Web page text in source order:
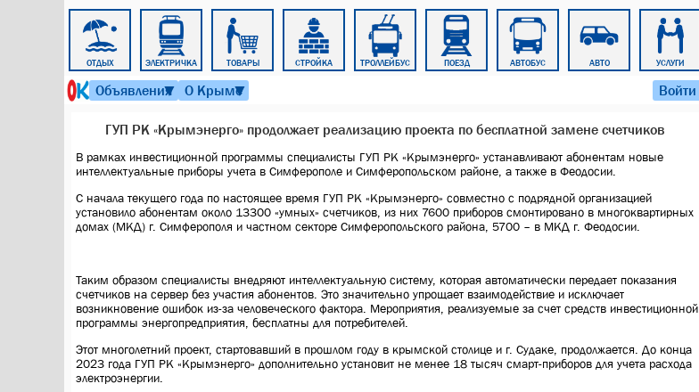
ОТДЫХ ЭЛЕКТРИЧКА ТОВАРЫ СТРОЙКА ТРОЛЛЕЙБУС ПОЕЗД АВТОБУС АВТО УСЛУГИ
Объявления
▼ О Крыме
▼ Войти
ГУП РК «Крымэнерго» продолжает реализацию проекта по бесплатной замене счетчиков
В рамках инвестиционной программы специалисты ГУП РК «Крымэнерго» устанавливают абонентам новые
интеллектуальные приборы учета в Симферополе и Симферопольском районе, а также в Феодосии.
С начала текущего года по настоящее время ГУП РК «Крымэнерго» совместно с подрядной организацией
установило абонентам около 13300 «умных» счетчиков, из них 7600 приборов смонтировано в многоквартирных
домах (МКД) г. Симферополя и частном секторе Симферопольского района, 5700 – в МКД г. Феодосии.
Таким образом специалисты внедряют интеллектуальную систему, которая автоматически передает показания
счетчиков на сервер без участия абонентов. Это значительно упрощает взаимодействие и исключает
возникновение ошибок из-за человеческого фактора. Мероприятия, реализуемые за счет средств инвестиционной
программы энергопредприятия, бесплатны для потребителей.
Этот многолетний проект, стартовавший в прошлом году в крымской столице и г. Судаке, продолжается. До конца
2023 года ГУП РК «Крымэнерго» дополнительно установит не менее 18 тысяч смарт-приборов для учета расхода
электроэнергии.